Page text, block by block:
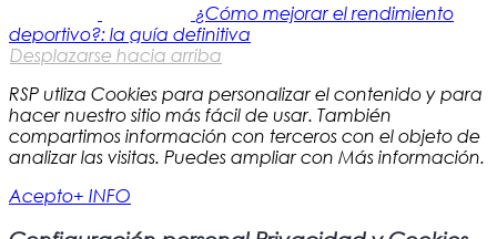
¿Cómo mejorar el rendimiento
deportivo?: la guía definitiva
Desplazarse hacia arriba
RSP utliza Cookies para personalizar el contenido y para
hacer nuestro sitio más fácil de usar. También
compartimos información con terceros con el objeto de
analizar las visitas. Puedes ampliar con Más información.
Acepto+ INFO